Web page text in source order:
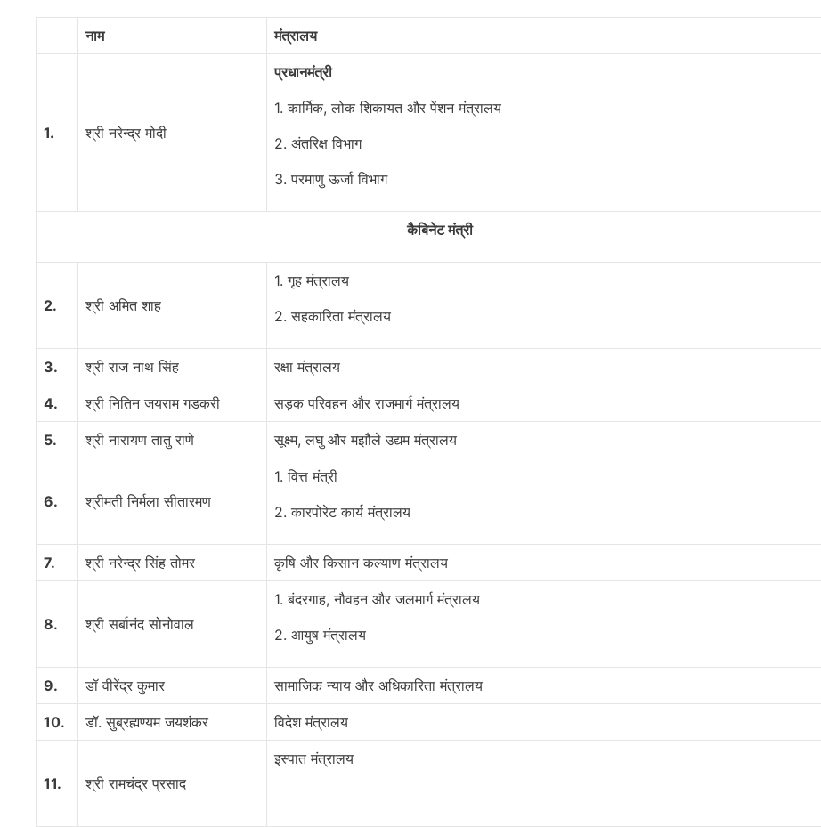
नाम मंत्रालय
1. श्री नरेन्द्र मोदी
प्रधानमंत्री
1. कार्मिक, लोक शिकायत और पेंशन मंत्रालय
2. अंतरिक्ष विभाग
3. परमाणु ऊर्जा विभाग
कैबिनेट मंत्री
2. श्री अमित शाह
1. गृह मंत्रालय
2. सहकारिता मंत्रालय
3. श्री राज नाथ सिंह रक्षा मंत्रालय
4. श्री नितिन जयराम गडकरी सड़क परिवहन और राजमार्ग मंत्रालय
5. श्री नारायण तातु राणे सूक्ष्म, लघु और मझौले उद्यम मंत्रालय
6. श्रीमती निर्मला सीतारमण
1. वित्त मंत्री
2. कारपोरेट कार्य मंत्रालय
7. श्री नरेन्द्र सिंह तोमर कृषि और किसान कल्याण मंत्रालय
8. श्री सर्बानंद सोनोवाल
1. बंदरगाह, नौवहन और जलमार्ग मंत्रालय
2. आयुष मंत्रालय
9. डॉ वीरेंद्र कुमार सामाजिक न्याय और अधिकारिता मंत्रालय
10. डॉ. सुब्रह्मण्यम जयशंकर विदेश मंत्रालय
11. श्री रामचंद्र प्रसाद
इस्पात मंत्रालय